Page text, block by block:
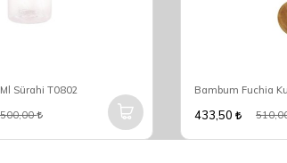
Sürahi T0802 Bambum Fuchia
433,50